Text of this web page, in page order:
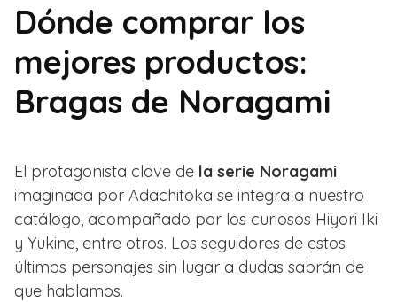
Dónde comprar los
mejores productos:
Bragas de Noragami
El protagonista clave de la serie Noragami
imaginada por Adachitoka se integra a nuestro
catálogo, acompañado por los curiosos Hiyori Iki
y Yukine, entre otros. Los seguidores de estos
últimos personajes sin lugar a dudas sabrán de
que hablamos.